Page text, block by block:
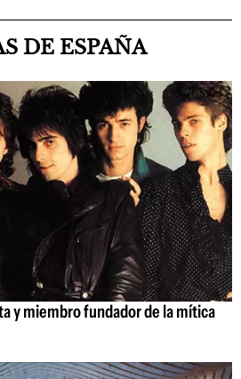
DE ESPAÑA
y miembro fundador de la mítica